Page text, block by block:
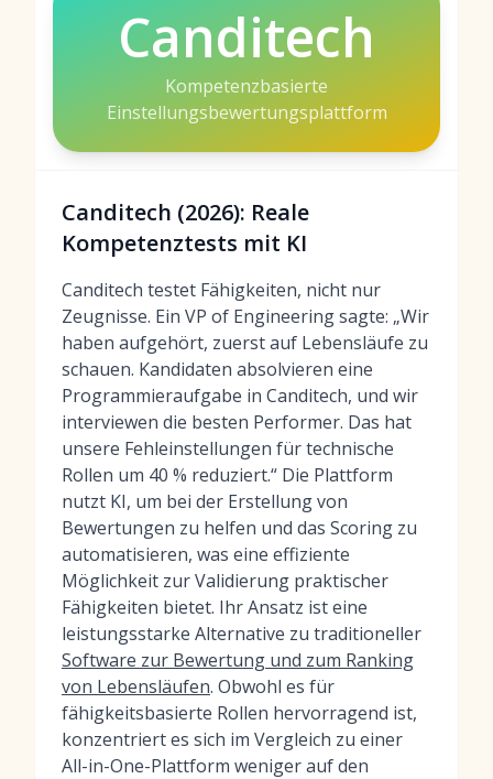
Canditech
Kompetenzbasierte
Einstellungsbewertungsplattform
Canditech (2026): Reale
Kompetenztests mit KI
Canditech testet Fähigkeiten, nicht nur
Zeugnisse. Ein VP of Engineering sagte: „Wir
haben aufgehört, zuerst auf Lebensläufe zu
schauen. Kandidaten absolvieren eine
Programmieraufgabe in Canditech, und wir
interviewen die besten Performer. Das hat
unsere Fehleinstellungen für technische
Rollen um 40 % reduziert.“ Die Plattform
nutzt KI, um bei der Erstellung von
Bewertungen zu helfen und das Scoring zu
automatisieren, was eine effiziente
Möglichkeit zur Validierung praktischer
Fähigkeiten bietet. Ihr Ansatz ist eine
leistungsstarke Alternative zu traditioneller
Software zur Bewertung und zum Ranking
von Lebensläufen. Obwohl es für
fähigkeitsbasierte Rollen hervorragend ist,
konzentriert es sich im Vergleich zu einer
All-in-One-Plattform weniger auf den